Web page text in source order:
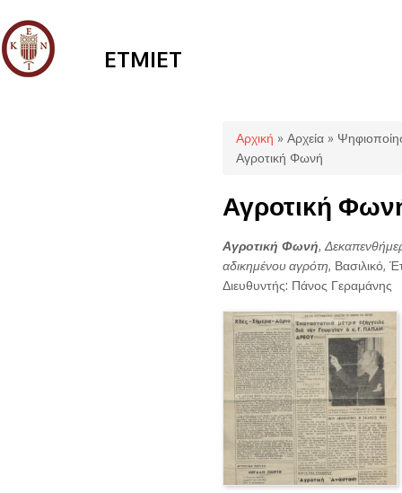
ETMIET
Είστε εδώ
Αρχική » Αρχεία »
Αγροτική Φωνή
Αγροτική
Αγροτική Φωνή,
αδικημένου αγρότη, Βασιλικό,
Διευθυντής: Πάνος Γεραμάνης